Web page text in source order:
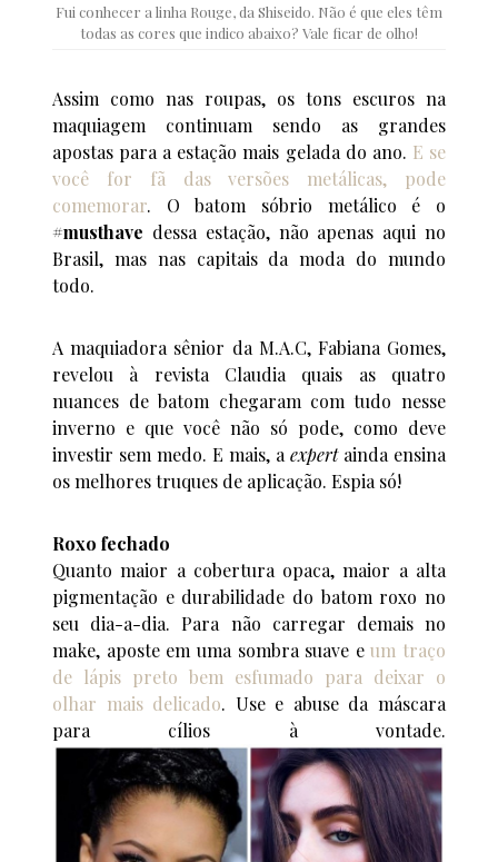
Fui conhecer a linha Rouge, da Shiseido. Não é que eles têm
todas as cores que indico abaixo? Vale ficar de olho!
Assim como nas roupas, os tons escuros na
maquiagem continuam sendo as grandes
apostas para a estação mais gelada do ano. E se
você for fã das versões metálicas, pode
comemorar. O batom sóbrio metálico é o
#musthave dessa estação, não apenas aqui no
Brasil, mas nas capitais da moda do mundo
todo.
A maquiadora sênior da M.A.C, Fabiana Gomes,
revelou à revista Claudia quais as quatro
nuances de batom chegaram com tudo nesse
inverno e que você não só pode, como deve
investir sem medo. E mais, a expertainda ensina
os melhores truques de aplicação. Espia só!
Roxo fechado
Quanto maior a cobertura opaca, maior a alta
pigmentação e durabilidade do batom roxo no
seu dia-a-dia. Para não carregar demais no
make, aposte em uma sombra suave eum traço
de lápis preto bem esfumado para deixar o
olhar mais delicado. Use e abuse da máscara
para cílios à vontade.